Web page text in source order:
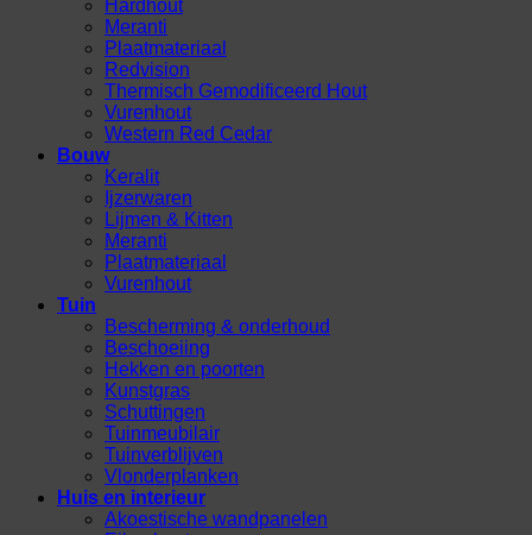
Hardhout
Meranti
Plaatmateriaal
Redvision
Thermisch Gemodificeerd Hout
Vurenhout
Western Red Cedar
Bouw
Keralit
Ijzerwaren
Lijmen & Kitten
Meranti
Plaatmateriaal
Vurenhout
Tuin
Bescherming & onderhoud
Beschoeiing
Hekken en poorten
Kunstgras
Schuttingen
Tuinmeubilair
Tuinverblijven
Vlonderplanken
Huis en interieur
Akoestische wandpanelen